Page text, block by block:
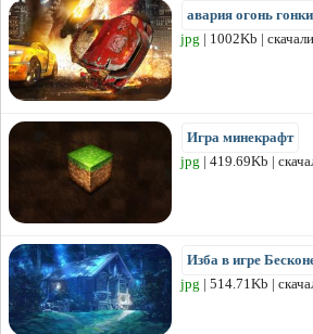
авария огонь
jpg | 1002Kb |
Игра минекрафт
jpg | 419.69Kb |
Изба в игре
jpg | 514.71Kb |